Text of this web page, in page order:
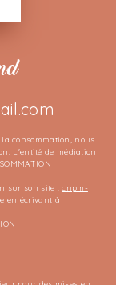
la consommation, nous
L'entité de médiation
sur son site :cnpm-
en écrivant à